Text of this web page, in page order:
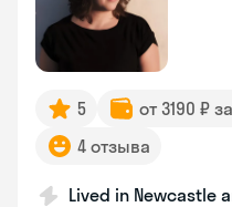
5 от 3190 ₽
4 отзыва
Lived in Newcastle